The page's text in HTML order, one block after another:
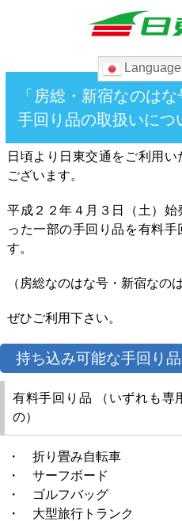
Language
検
索:
ホ
運賃
ツ
よくあ
「房総・新宿なのは
手回り品の取扱いにつ
日頃より日東交通をご利用
ございます。
平成２２年４月３日（土）
った一部の手回り品を有料
す。
（房総なのはな号・新宿なの
ぜひご利用下さい。
持ち込み可能な手回り品
有料手回り品 （いずれも専
の）
・ 折り畳み自転車
・ サーフボード
・ ゴルフバッグ
・ 大型旅行トランク